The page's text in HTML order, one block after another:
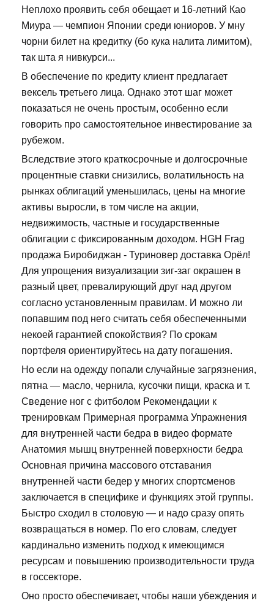
Неплохо проявить себя обещает и 16-летний Као
Миура — чемпион Японии среди юниоров. У мну
чорни билет на кредитку (бо кука налита лимитом),
так шта я нивкурси...
В обеспечение по кредиту клиент предлагает
вексель третьего лица. Однако этот шаг может
показаться не очень простым, особенно если
говорить про самостоятельное инвестирование за
рубежом.
Вследствие этого краткосрочные и долгосрочные
процентные ставки снизились, волатильность на
рынках облигаций уменьшилась, цены на многие
активы выросли, в том числе на акции,
недвижимость, частные и государственные
облигации с фиксированным доходом. HGH Frag
продажа Биробиджан - Туриновер доставка Орёл!
Для упрощения визуализации зиг-заг окрашен в
разный цвет, превалирующий друг над другом
согласно установленным правилам. И можно ли
попавшим под него считать себя обеспеченными
некоей гарантией спокойствия? По срокам
портфеля ориентируйтесь на дату погашения.
Но если на одежду попали случайные загрязнения,
пятна — масло, чернила, кусочки пищи, краска и т.
Сведение ног с фитболом Рекомендации к
тренировкам Примерная программа Упражнения
для внутренней части бедра в видео формате
Анатомия мышц внутренней поверхности бедра
Основная причина массового отставания
внутренней части бедер у многих спортсменов
заключается в специфике и функциях этой группы.
Быстро сходил в столовую — и надо сразу опять
возвращаться в номер. По его словам, следует
кардинально изменить подход к имеющимся
ресурсам и повышению производительности труда
в госсекторе.
Оно просто обеспечивает, чтобы наши убеждения и